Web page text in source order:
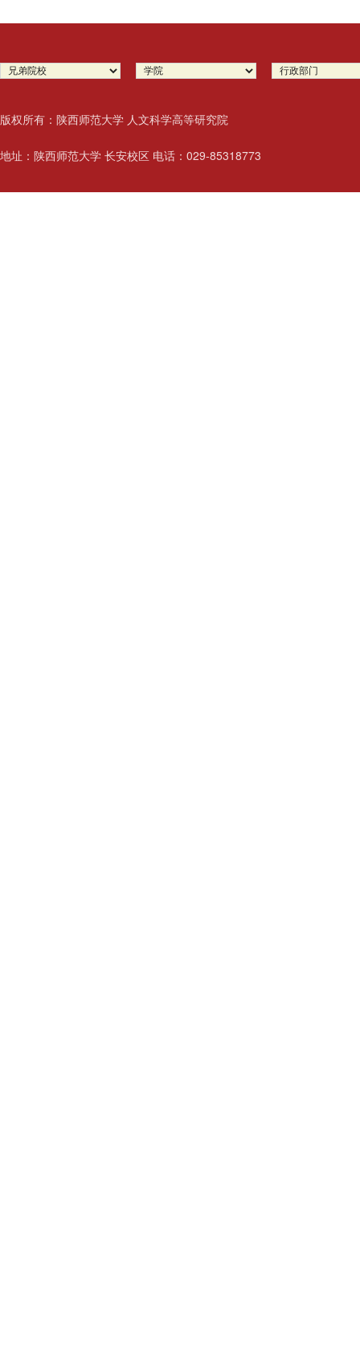
版权所有：陕西师范大学 人文科学高等研究院
地址：陕西师范大学 长安校区 电话：029-85318773